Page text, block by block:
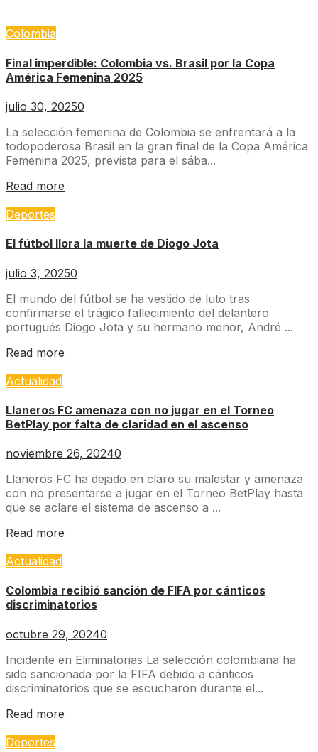
Colombia
Final imperdible: Colombia vs. Brasil por la Copa
América Femenina 2025
julio 30, 20250
La selección femenina de Colombia se enfrentará a la
todopoderosa Brasil en la gran final de la Copa América
Femenina 2025, prevista para el sába...
Read more
Deportes
El fútbol llora la muerte de Diogo Jota
julio 3, 20250
El mundo del fútbol se ha vestido de luto tras
confirmarse el trágico fallecimiento del delantero
portugués Diogo Jota y su hermano menor, André ...
Read more
Actualidad
Llaneros FC amenaza con no jugar en el Torneo
BetPlay por falta de claridad en el ascenso
noviembre 26, 20240
Llaneros FC ha dejado en claro su malestar y amenaza
con no presentarse a jugar en el Torneo BetPlay hasta
que se aclare el sistema de ascenso a ...
Read more
Actualidad
Colombia recibió sanción de FIFA por cánticos
discriminatorios
octubre 29, 20240
Incidente en Eliminatorias La selección colombiana ha
sido sancionada por la FIFA debido a cánticos
discriminatorios que se escucharon durante el...
Read more
Deportes